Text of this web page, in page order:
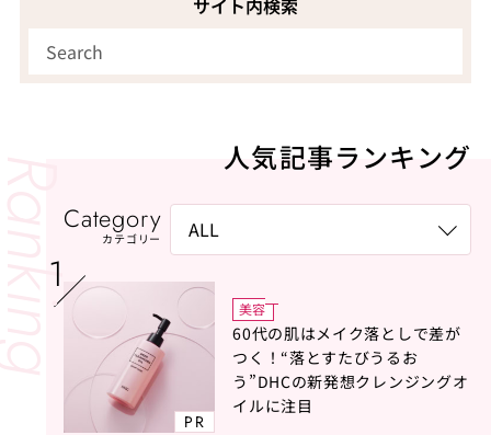
サイト内検索
人気記事ランキング
Category
カテゴリー
PR
美容
60代の肌はメイク落としで差が
つく！“落とすたびうるお
う”DHCの新発想クレンジングオ
イルに注目